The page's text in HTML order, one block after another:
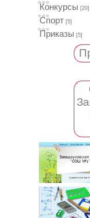
Конкурсы [20]
Спорт [5]
Приказы [5]